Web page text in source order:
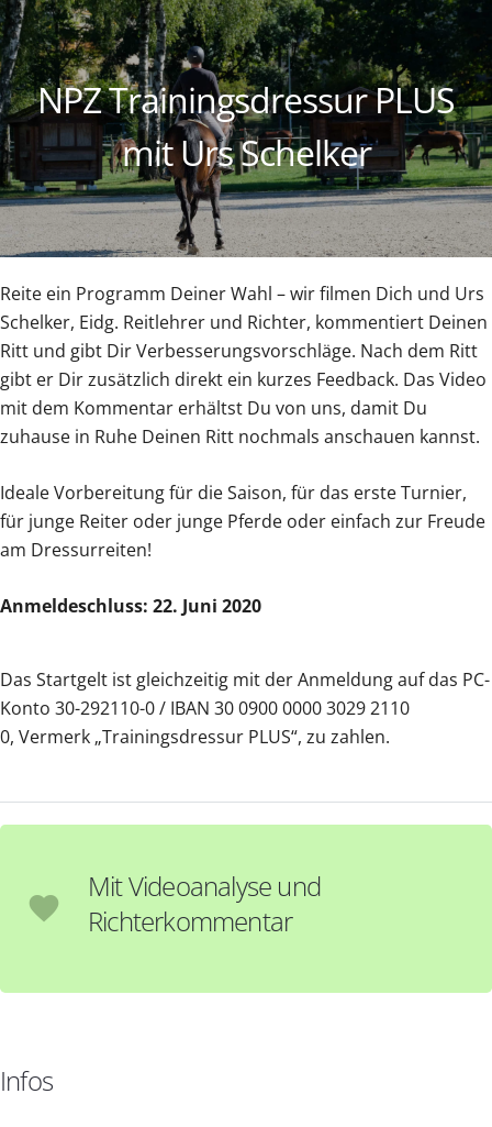
NPZ Trainingsdressur PLUS
mit Urs Schelker
Reite ein Programm Deiner Wahl – wir filmen Dich und Urs
Schelker, Eidg. Reitlehrer und Richter, kommentiert Deinen
Ritt und gibt Dir Verbesserungsvorschläge. Nach dem Ritt
gibt er Dir zusätzlich direkt ein kurzes Feedback. Das Video
mit dem Kommentar erhältst Du von uns, damit Du
zuhause in Ruhe Deinen Ritt nochmals anschauen kannst.
Ideale Vorbereitung für die Saison, für das erste Turnier,
für junge Reiter oder junge Pferde oder einfach zur Freude
am Dressurreiten!
Anmeldeschluss: 22. Juni 2020
Das Startgelt ist gleichzeitig mit der Anmeldung auf das PC-
Konto 30-292110-0 / IBAN 30 0900 0000 3029 2110
0, Vermerk „Trainingsdressur PLUS“, zu zahlen.
favorite
Mit Videoanalyse und
Richterkommentar
Infos